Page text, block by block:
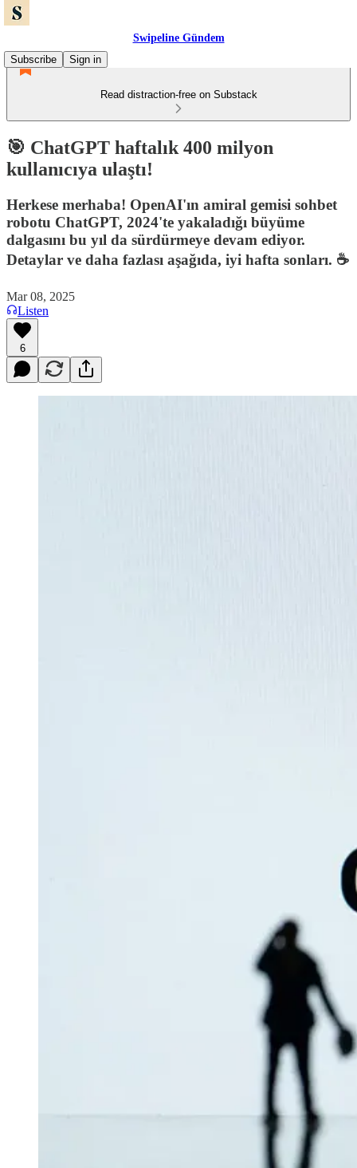
Swipeline Gündem
Subscribe
Sign in
Read distraction-free on Substack
🎯 ChatGPT haftalık 400 milyon
kullanıcıya ulaştı!
Herkese merhaba! OpenAI'ın amiral gemisi sohbet
robotu ChatGPT, 2024'te yakaladığı büyüme
dalgasını bu yıl da sürdürmeye devam ediyor.
Detaylar ve daha fazlası aşağıda, iyi hafta sonları. ☕️
Mar 08, 2025
Listen
6